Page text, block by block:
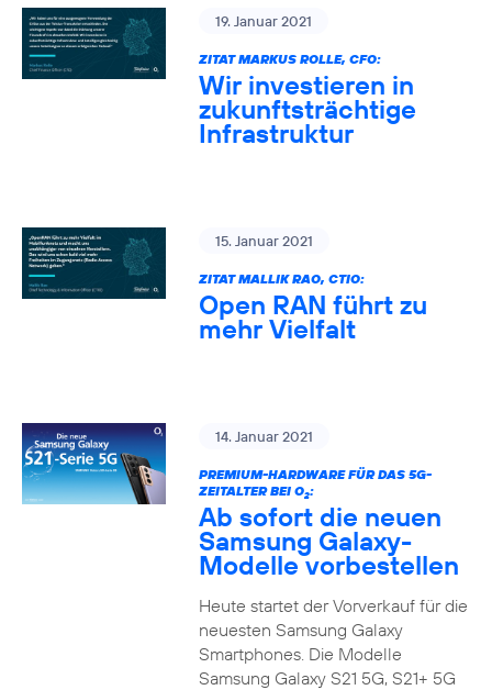
19. Januar 2021
ZITAT MARKUS ROLLE, CFO:
Wir investieren in
zukunftsträchtige
Infrastruktur
15. Januar 2021
ZITAT MALLIK RAO, CTIO:
Open RAN führt zu
mehr Vielfalt
14. Januar 2021
PREMIUM-HARDWARE FÜR DAS 5G-
ZEITALTER BEI O2:
Ab sofort die neuen
Samsung Galaxy-
Modelle vorbestellen
Heute startet der Vorverkauf für die
neuesten Samsung Galaxy
Smartphones. Die Modelle
Samsung Galaxy S21 5G, S21+ 5G